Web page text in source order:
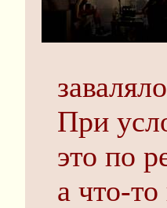
При
это по
а что-